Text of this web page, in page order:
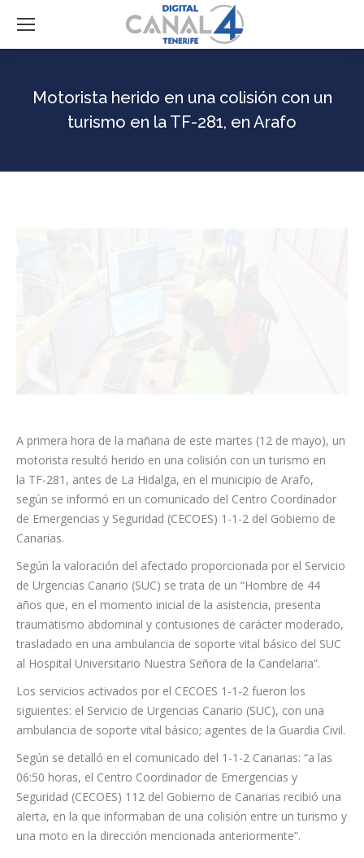
Motorista herido en una colisión con un
turismo en la TF-281, en Arafo
A primera hora de la mañana de este martes (12 de mayo), un
motorista resultó herido en una colisión con un turismo en
la TF-281, antes de La Hidalga, en el municipio de Arafo,
según se informó en un comunicado del Centro Coordinador
de Emergencias y Seguridad (CECOES) 1-1-2 del Gobierno de
Canarias.
Según la valoración del afectado proporcionada por el Servicio
años que, en el momento inicial de la asistencia, presenta
traumatismo abdominal y contusiones de carácter moderado,
trasladado en una ambulancia de soporte vital básico del SUC
al Hospital Universitario Nuestra Señora de la Candelaria”.
Los servicios activados por el CECOES 1-1-2 fueron los
siguientes: el Servicio de Urgencias Canario (SUC), con una
ambulancia de soporte vital básico; agentes de la Guardia Civil.